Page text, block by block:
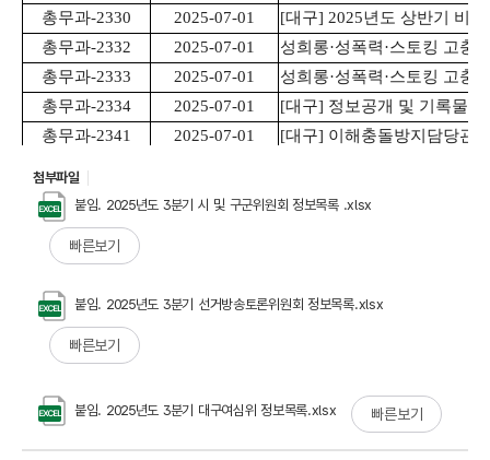
첨부파일
붙임. 2025년도 3분기 시 및 구군위원회 정보목록 .xlsx
빠른보기
붙임. 2025년도 3분기 선거방송토론위원회 정보목록.xlsx
빠른보기
붙임. 2025년도 3분기 대구여심위 정보목록.xlsx 빠른보기